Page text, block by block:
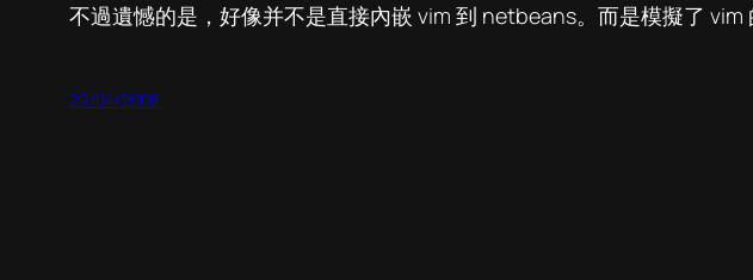
不過遺憾的是，好像并不是直接內嵌 vim 到 netbeans。而是模擬了
29/04/2008